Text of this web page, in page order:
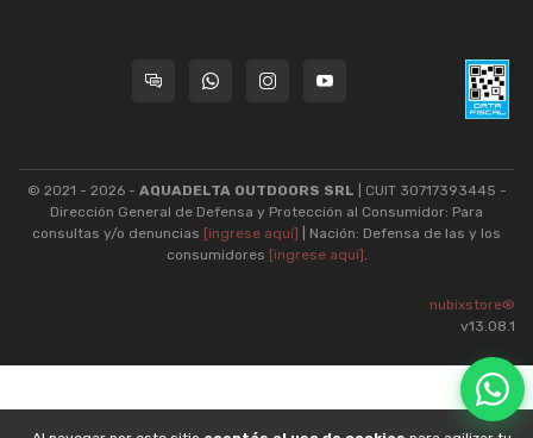
© 2021 - 2026 - AQUADELTA OUTDOORS SRL | CUIT 30717393445 -
Dirección General de Defensa y Protección al Consumidor: Para
consultas y/o denuncias [ingrese aquí]
| Nación: Defensa de las y los
consumidores [ingrese aquí] .
nubixstore®
v13.08.1